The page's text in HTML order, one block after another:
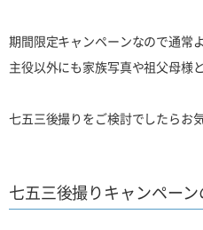
期間限定キャンペーンなので通常
主役以外にも家族写真や祖父母様
七五三後撮りをご検討でしたらお
七五三後撮りキャンペー